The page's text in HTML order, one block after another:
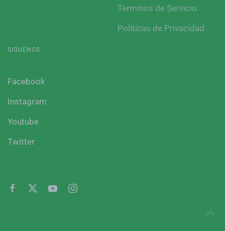
Terminos de Servicio
Politicas de Privacidad
SIGUENOS
Facebook
Instagram
Youtube
Twitter